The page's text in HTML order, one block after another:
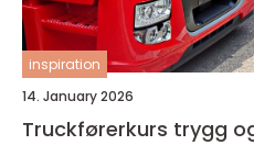
inspiration
14. January 2026
Truckførerkurs trygg og effektiv bruk av